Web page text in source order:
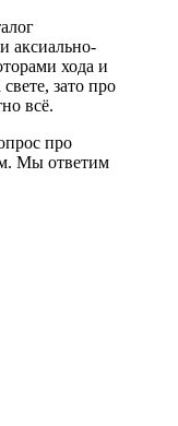
аксиально-
хода и
зато про
всё.
про
Мы ответим